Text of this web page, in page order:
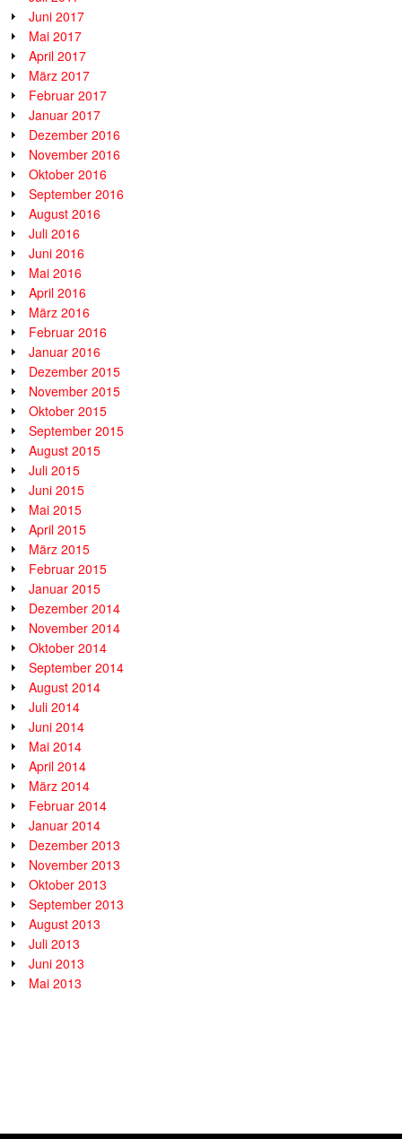
Juni 2017
Mai 2017
April 2017
März 2017
Februar 2017
Januar 2017
Dezember 2016
November 2016
Oktober 2016
September 2016
August 2016
Juli 2016
Juni 2016
Mai 2016
April 2016
März 2016
Februar 2016
Januar 2016
Dezember 2015
November 2015
Oktober 2015
September 2015
August 2015
Juli 2015
Juni 2015
Mai 2015
April 2015
März 2015
Februar 2015
Januar 2015
Dezember 2014
November 2014
Oktober 2014
September 2014
August 2014
Juli 2014
Juni 2014
Mai 2014
April 2014
März 2014
Februar 2014
Januar 2014
Dezember 2013
November 2013
Oktober 2013
September 2013
August 2013
Juli 2013
Juni 2013
Mai 2013